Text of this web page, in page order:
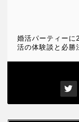
婚活パーティーに
活の体験談と必勝